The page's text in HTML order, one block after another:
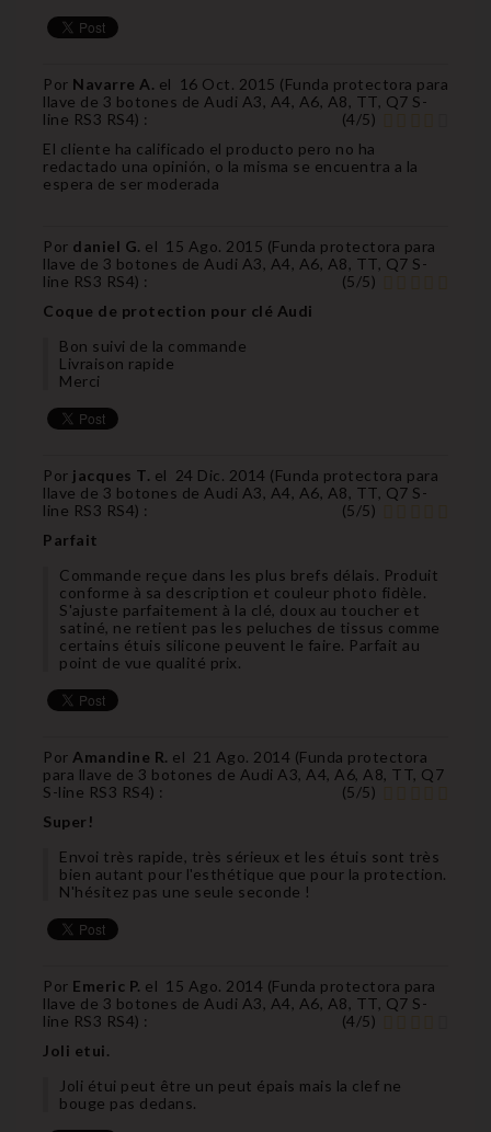
Por Navarre A. el 16 Oct. 2015 (Funda protectora para
llave de 3 botones de Audi A3, A4, A6, A8, TT, Q7 S-
line RS3 RS4) : (4/5)
El cliente ha calificado el producto pero no ha
redactado una opinión, o la misma se encuentra a la
espera de ser moderada
Por daniel G. el 15 Ago. 2015 (Funda protectora para
llave de 3 botones de Audi A3, A4, A6, A8, TT, Q7 S-
line RS3 RS4) : (5/5)
Coque de protection pour clé Audi
Bon suivi de la commande
Livraison rapide
Merci
Por jacques T. el 24 Dic. 2014 (Funda protectora para
llave de 3 botones de Audi A3, A4, A6, A8, TT, Q7 S-
line RS3 RS4) : (5/5)
Parfait
Commande reçue dans les plus brefs délais. Produit
conforme à sa description et couleur photo fidèle.
S'ajuste parfaitement à la clé, doux au toucher et
satiné, ne retient pas les peluches de tissus comme
certains étuis silicone peuvent le faire. Parfait au
point de vue qualité prix.
Por Amandine R. el 21 Ago. 2014 (Funda protectora
para llave de 3 botones de Audi A3, A4, A6, A8, TT, Q7
S-line RS3 RS4) : (5/5)
Super!
Envoi très rapide, très sérieux et les étuis sont très
bien autant pour l'esthétique que pour la protection.
N'hésitez pas une seule seconde !
Por Emeric P. el 15 Ago. 2014 (Funda protectora para
llave de 3 botones de Audi A3, A4, A6, A8, TT, Q7 S-
line RS3 RS4) : (4/5)
Joli etui.
Joli étui peut être un peut épais mais la clef ne
bouge pas dedans.